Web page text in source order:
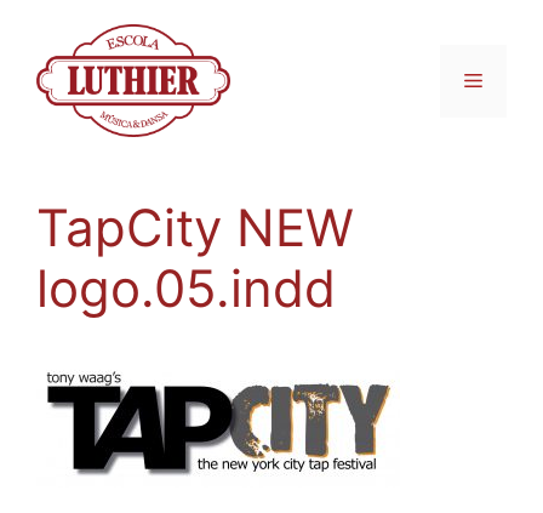
TapCity NEW
logo.05.indd